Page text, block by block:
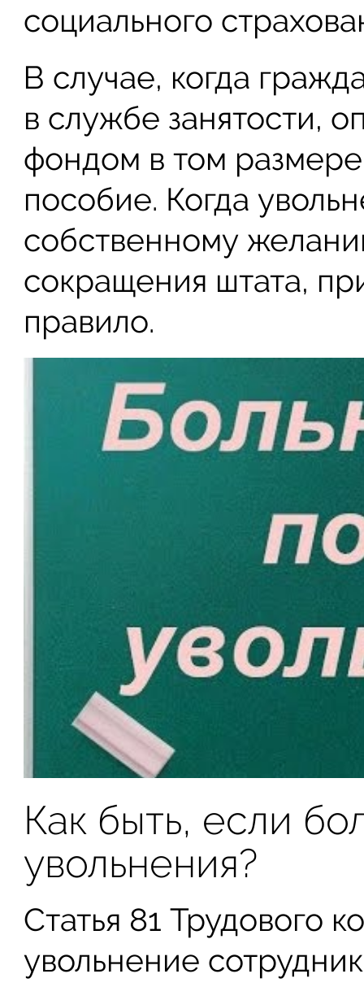
социального
В случае, когда
в службе занятости,
фондом в том
пособие. Когда
собственному
сокращения штата,
правило.
Как быть, если
увольнения?
Статья 81 Трудового
увольнение